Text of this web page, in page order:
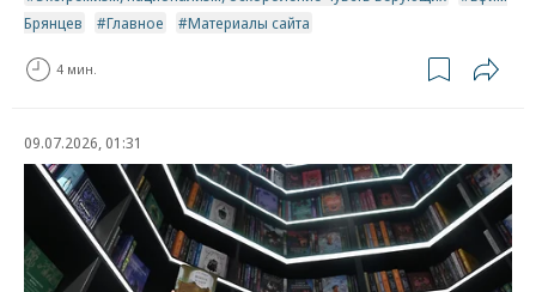
Брянцев
Главное Материалы сайта
4 мин.
09.07.2026, 01:31